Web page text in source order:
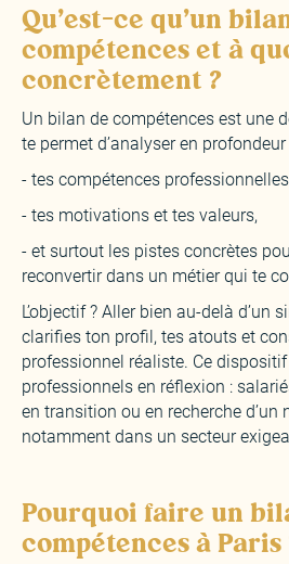
Qu’est-ce qu’un
compétences et à
concrètement ?
Un bilan de compétences est une
te permet d’analyser en profondeur
- tes compétences
- tes motivations et tes valeurs,
- et surtout les pistes concrètes
reconvertir dans un métier qui te
L’objectif ? Aller bien au-delà d’un
clarifies ton profil, tes atouts et
professionnel réaliste. Ce dispositif
professionnels en réflexion :
en transition ou en recherche d’un
notamment dans un secteur
Pourquoi faire un
compétences à Paris